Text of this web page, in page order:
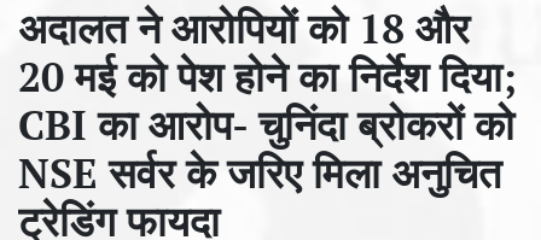
अदालत ने आरोपियों को 18 और
20 मई को पेश होने का निर्देश दिया;
CBI का आरोप- चुनिंदा ब्रोकरों को
NSE सर्वर के जरिए मिला अनुचित
ट्रेडिंग फायदा